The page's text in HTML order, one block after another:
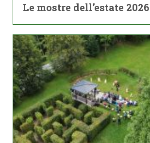
Le mostre dell’estate 2026